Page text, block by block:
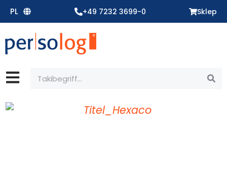
Inhalt
springen
PL +49 7232 3699-0 Sklep